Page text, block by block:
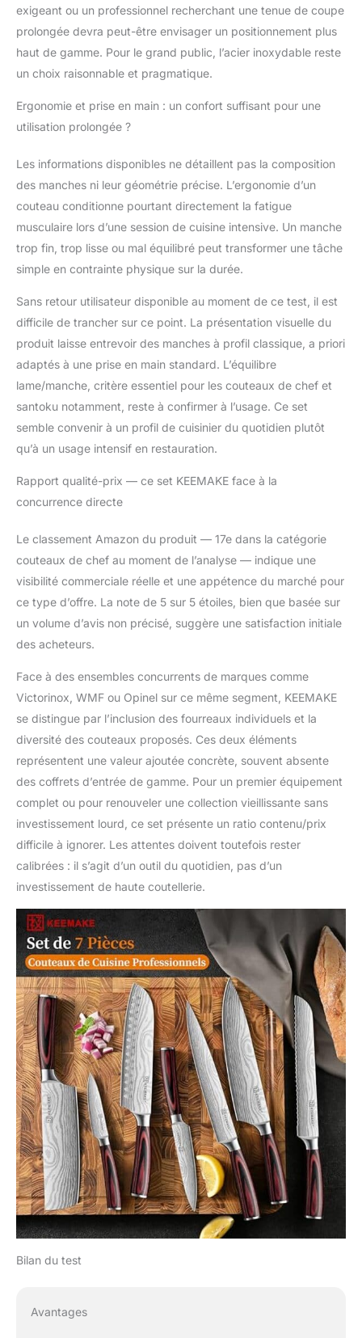
couteaux de cuisine
classiques, ces
couteaux de cuisine
sont dotés des motifs
gravés au laser sur la
permet non seulement
mais aussi d'apprécier
visuellement le
processus de cuisson.
Lot de Couteaux de
Cuisine : comprend 1
couteau de chef, 1
couteau Santoku, 1
couteau à pain, 1
couteau à découper, 1
couteau universel.
C'est un set de
couteaux
indispensable pour les
cuisiniers apprentis et
exigeant ou un professionnel recherchant une tenue de coupe
prolongée devra peut-être envisager un positionnement plus
haut de gamme. Pour le grand public, l’acier inoxydable reste
un choix raisonnable et pragmatique.
Ergonomie et prise en main : un confort suffisant pour une
utilisation prolongée ?
Les informations disponibles ne détaillent pas la composition
des manches ni leur géométrie précise. L’ergonomie d’un
couteau conditionne pourtant directement la fatigue
musculaire lors d’une session de cuisine intensive. Un manche
trop fin, trop lisse ou mal équilibré peut transformer une tâche
simple en contrainte physique sur la durée.
Sans retour utilisateur disponible au moment de ce test, il est
difficile de trancher sur ce point. La présentation visuelle du
produit laisse entrevoir des manches à profil classique, a priori
adaptés à une prise en main standard. L’équilibre
lame/manche, critère essentiel pour les couteaux de chef et
santoku notamment, reste à confirmer à l’usage. Ce set
semble convenir à un profil de cuisinier du quotidien plutôt
qu’à un usage intensif en restauration.
Rapport qualité-prix — ce set KEEMAKE face à la
concurrence directe
Le classement Amazon du produit — 17e dans la catégorie
couteaux de chef au moment de l’analyse — indique une
visibilité commerciale réelle et une appétence du marché pour
ce type d’offre. La note de 5 sur 5 étoiles, bien que basée sur
un volume d’avis non précisé, suggère une satisfaction initiale
des acheteurs.
Face à des ensembles concurrents de marques comme
Victorinox, WMF ou Opinel sur ce même segment, KEEMAKE
se distingue par l’inclusion des fourreaux individuels et la
diversité des couteaux proposés. Ces deux éléments
représentent une valeur ajoutée concrète, souvent absente
des coffrets d’entrée de gamme. Pour un premier équipement
complet ou pour renouveler une collection vieillissante sans
investissement lourd, ce set présente un ratio contenu/prix
difficile à ignorer. Les attentes doivent toutefois rester
calibrées : il s’agit d’un outil du quotidien, pas d’un
investissement de haute coutellerie.
Bilan du test
Avantages